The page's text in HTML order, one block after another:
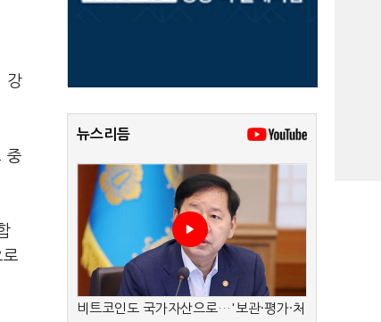
강
중
뉴스리듬
비트코인도 국가자산으로…'보관·평가·처